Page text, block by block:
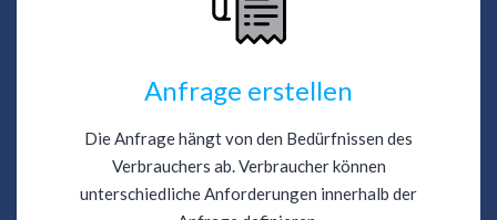
Anfrage erstellen
Die Anfrage hängt von den Bedürfnissen des
Verbrauchers ab. Verbraucher können
unterschiedliche Anforderungen innerhalb der